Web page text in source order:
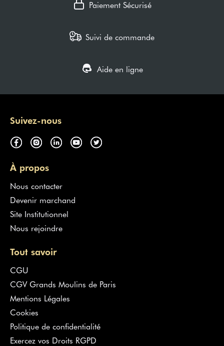
Paiement Sécurisé
Suivi de commande
Aide en ligne
Suivez-nous
À propos
Nous contacter
Devenir marchand
Site Institutionnel
Nous rejoindre
Tout savoir
CGU
CGV Grands Moulins de Paris
Mentions Légales
Cookies
Politique de confidentialité
Exercez vos Droits RGPD